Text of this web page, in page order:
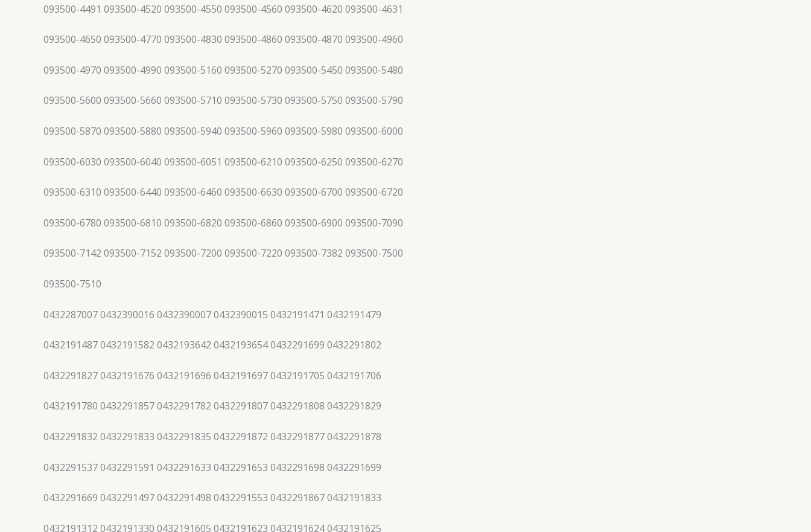
093500-4491 093500-4520 093500-4550 093500-4560 093500-4620 093500-4631
093500-4650 093500-4770 093500-4830 093500-4860 093500-4870 093500-4960
093500-4970 093500-4990 093500-5160 093500-5270 093500-5450 093500-5480
093500-5600 093500-5660 093500-5710 093500-5730 093500-5750 093500-5790
093500-5870 093500-5880 093500-5940 093500-5960 093500-5980 093500-6000
093500-6030 093500-6040 093500-6051 093500-6210 093500-6250 093500-6270
093500-6310 093500-6440 093500-6460 093500-6630 093500-6700 093500-6720
093500-6780 093500-6810 093500-6820 093500-6860 093500-6900 093500-7090
093500-7142 093500-7152 093500-7200 093500-7220 093500-7382 093500-7500
093500-7510
0432287007 0432390016 0432390007 0432390015 0432191471 0432191479
0432191487 0432191582 0432193642 0432193654 0432291699 0432291802
0432291827 0432191676 0432191696 0432191697 0432191705 0432191706
0432191780 0432291857 0432291782 0432291807 0432291808 0432291829
0432291832 0432291833 0432291835 0432291872 0432291877 0432291878
0432291537 0432291591 0432291633 0432291653 0432291698 0432291699
0432291669 0432291497 0432291498 0432291553 0432291867 0432191833
0432191312 0432191330 0432191605 0432191623 0432191624 0432191625